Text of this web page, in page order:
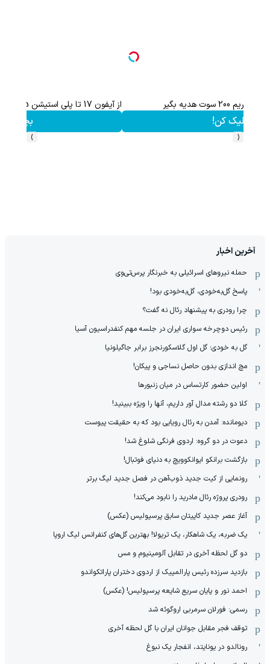
از آیفون 17 تا پلی استیشن 5 🎮😍📱 | گردونه بچرخون جایزه ببر
‹
›
آخرین اخبار
حمله نیروهای اسرائیلی به خبرنگار پرس‌تی‌وی
پاسخ گل‌به‌خودی، گل‌به‌خودی بود!
چرا رودری به پیشنهاد رئال نه گفت؟
رئیس دوچرخه سواری ایران در جلسه مهم کنفدراسیون آسیا
گل به خودی؛ گل اول گلاسکورنجرز برابر جاگیلونیا
مچ اندازی بدون حاصل نساجی و پیکان!
اولین حضور کارتساس در میان زنبورها
کلا دو‌ رشته مدال آور داریم، آنها را ویژه ببینید!
دیومانده: آمدن به رئال رویایی بود که به حقیقت پیوست
دعوت در دو گروه: اردوی فرنگی شلوغ شد!
بازگشت برانکو ایوانکوویچ به دنیای فوتبال!
رونمایی از کیت جدید ذوب‌آهن در فصل جدید لیگ برتر
رودری پروژه رئال مادرید را نابود می‌کند!
آغاز عصر جدید کاپیتان سابق پرسپولیس (عکس)
یک ضربه، یک شاهکار، یک تریولا! بهترین گل‌های کنفرانس لیگ اروپا
دو گل لحظه آخری در تقابل آلومینیوم و مس
بازدید سرزده رئیس پارالمپیک از اردوی دختران پاراتکواندو
احمد نور و پایان سریع شایعه پرسپولیس! (عکس)
رسمی: فورلان سرمربی اروگوئه شد
توقف فجر مقابل جوانان ایران با گل لحظه آخری
رونالدو در یونایتد، انفجار یک نبوغ